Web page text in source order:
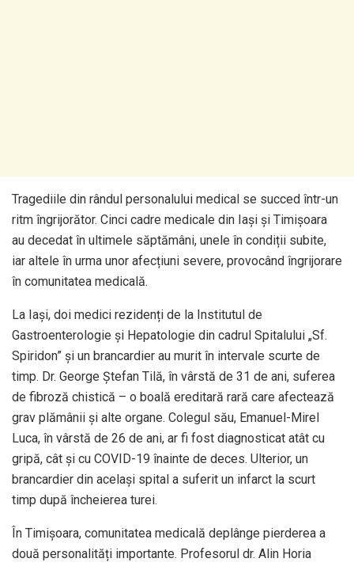
Tragediile din rândul personalului medical se succed într-un
ritm îngrijorător. Cinci cadre medicale din Iași și Timișoara
au decedat în ultimele săptămâni, unele în condiții subite,
iar altele în urma unor afecțiuni severe, provocând îngrijorare
în comunitatea medicală.
La Iași, doi medici rezidenți de la Institutul de
Gastroenterologie și Hepatologie din cadrul Spitalului „Sf.
Spiridon” și un brancardier au murit în intervale scurte de
timp. Dr. George Ștefan Tilă, în vârstă de 31 de ani, suferea
de fibroză chistică – o boală ereditară rară care afectează
grav plămânii și alte organe. Colegul său, Emanuel-Mirel
Luca, în vârstă de 26 de ani, ar fi fost diagnosticat atât cu
gripă, cât și cu COVID-19 înainte de deces. Ulterior, un
brancardier din același spital a suferit un infarct la scurt
timp după încheierea turei.
În Timișoara, comunitatea medicală deplânge pierderea a
două personalități importante. Profesorul dr. Alin Horia